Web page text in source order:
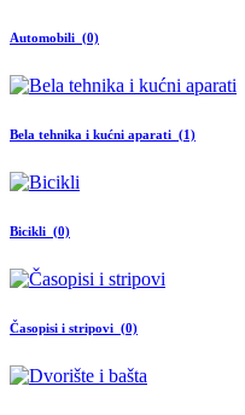
Automobili (0)
Bela tehnika i kućni aparati (1)
Bicikli (0)
Časopisi i stripovi (0)